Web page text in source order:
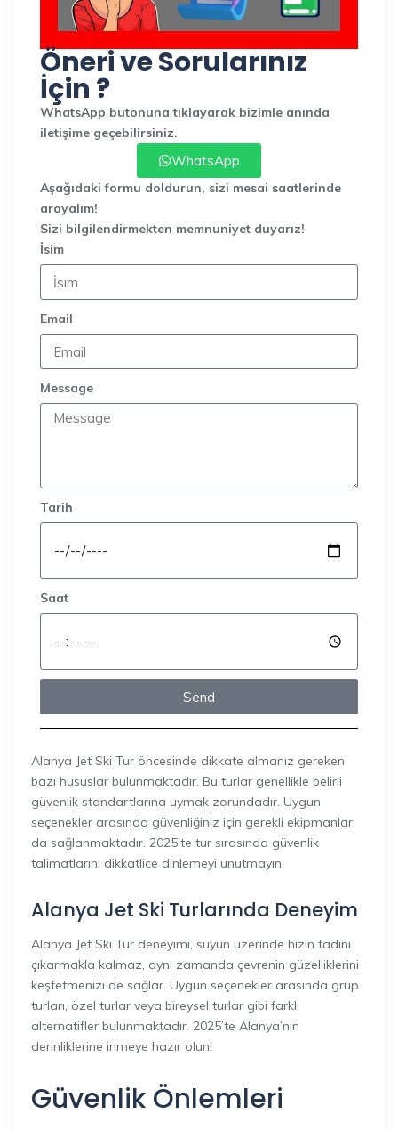
Öneri ve Sorularınız
İçin ?
WhatsApp butonuna tıklayarak bizimle anında
iletişime geçebilirsiniz.
WhatsApp
Aşağıdaki formu doldurun, sizi mesai saatlerinde
arayalım!
Sizi bilgilendirmekten memnuniyet duyarız!
İsim
Email
Message
Tarih
Saat
Send
Alanya Jet Ski Tur öncesinde dikkate almanız gereken
bazı hususlar bulunmaktadır. Bu turlar genellikle belirli
güvenlik standartlarına uymak zorundadır. Uygun
seçenekler arasında güvenliğiniz için gerekli ekipmanlar
da sağlanmaktadır. 2025’te tur sırasında güvenlik
talimatlarını dikkatlice dinlemeyi unutmayın.
Alanya Jet Ski Turlarında Deneyim
Alanya Jet Ski Tur deneyimi, suyun üzerinde hızın tadını
çıkarmakla kalmaz, aynı zamanda çevrenin güzelliklerini
keşfetmenizi de sağlar. Uygun seçenekler arasında grup
turları, özel turlar veya bireysel turlar gibi farklı
alternatifler bulunmaktadır. 2025’te Alanya’nın
derinliklerine inmeye hazır olun!
Güvenlik Önlemleri